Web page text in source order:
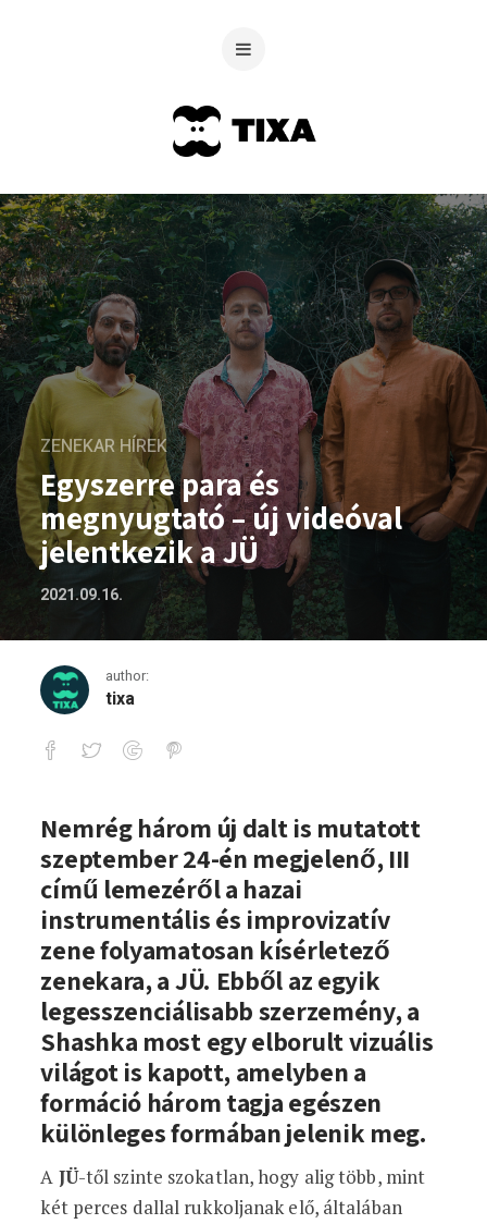
ZENEKAR HÍREK
Egyszerre para és
megnyugtató – új videóval
jelentkezik a JÜ
2021.09.16.
author:
tixa
Egyszerre para és megnyugtató – új
Nemrég három új dalt is mutatott
szeptember 24-én megjelenő, III
című lemezéről a hazai
instrumentális és improvizatív
zene folyamatosan kísérletező
zenekara, a JÜ. Ebből az egyik
legesszenciálisabb szerzemény, a
Shashka most egy elborult vizuális
világot is kapott, amelyben a
formáció három tagja egészen
különleges formában jelenik meg.
A JÜ-től szinte szokatlan, hogy alig több, mint
két perces dallal rukkoljanak elő, általában